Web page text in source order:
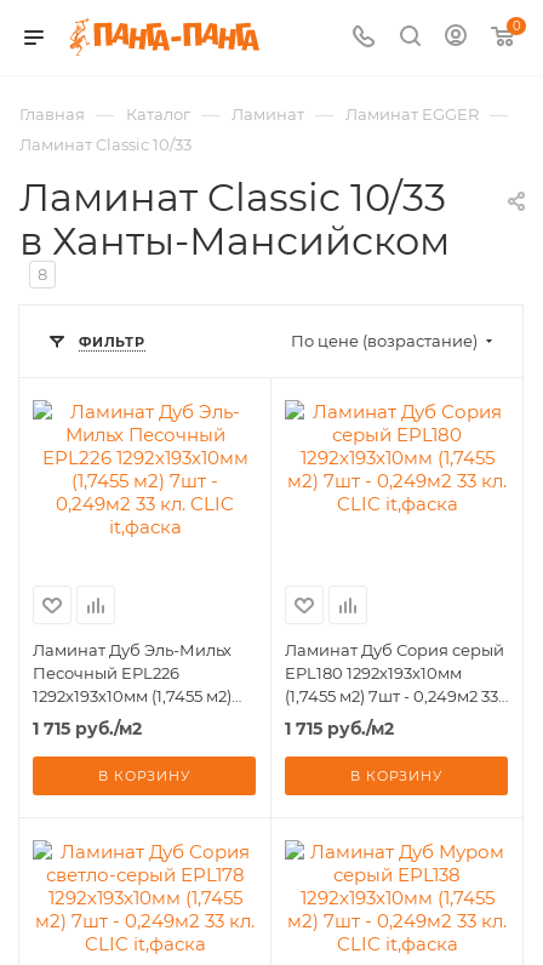
0
Главная — Каталог — Ламинат — Ламинат EGGER —
Ламинат Classic 10/33
Ламинат Classic 10/33
в Ханты-Мансийском
8
ФИЛЬТР По цене (возрастание)
Ламинат Дуб Эль-Мильх
Песочный EPL226
1292х193х10мм (1,7455 м2)
7шт - 0,249м2 33 кл. CLIC
it,фаска
1 715 руб./м2
В КОРЗИНУ
Ламинат Дуб Сория серый
EPL180 1292х193х10мм
(1,7455 м2) 7шт - 0,249м2 33
кл. CLIC it,фаска
1 715 руб./м2
В КОРЗИНУ